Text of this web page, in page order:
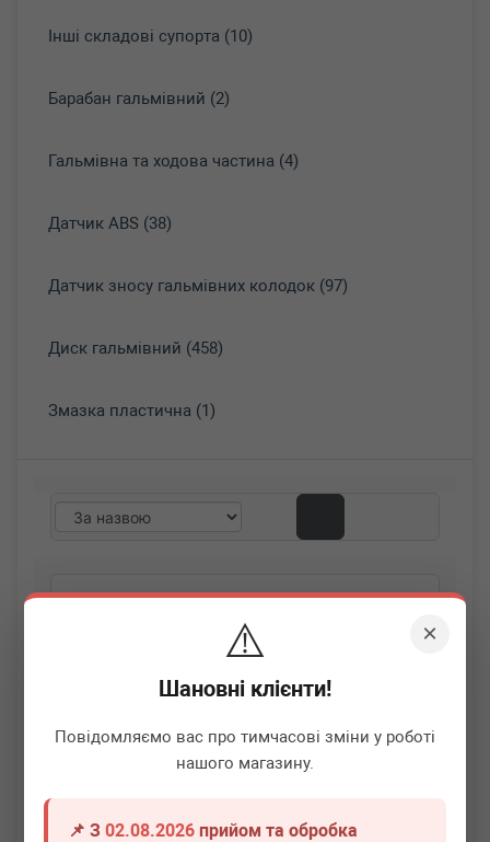
×
⚠️
Шановні клієнти!
Повідомляємо вас про тимчасові зміни у роботі
нашого магазину.
📌 З02.08.2026 прийом та обробка
Інші складові супорта (10)
Барабан гальмівний (2)
Гальмівна та ходова частина (4)
Датчик ABS (38)
Датчик зносу гальмівних колодок (97)
Диск гальмівний (458)
Змазка пластична (1)